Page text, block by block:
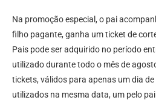
Na promoção especial, o pai
filho pagante, ganha um ticket de
Pais pode ser adquirido no período
utilizado durante todo o mês de
tickets, válidos para apenas um dia de
utilizados na mesma data, um pelo